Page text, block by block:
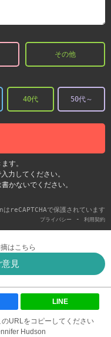
その他
40代 50代～
す。
力してください。
かないでください。
reCAPTCHAで保護されています
プライバシー - 利用契約
はこちら
見
LINE
URLをコピーしてください
Hudson